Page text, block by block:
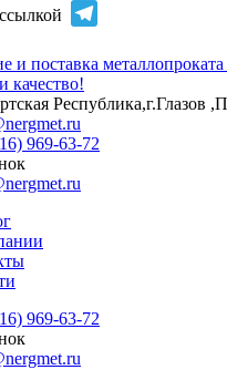
и поставка
качество!
Республика,г.Глазов
969-63-72
969-63-72